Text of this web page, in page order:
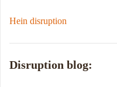
Hein disruption
Disruption blog: